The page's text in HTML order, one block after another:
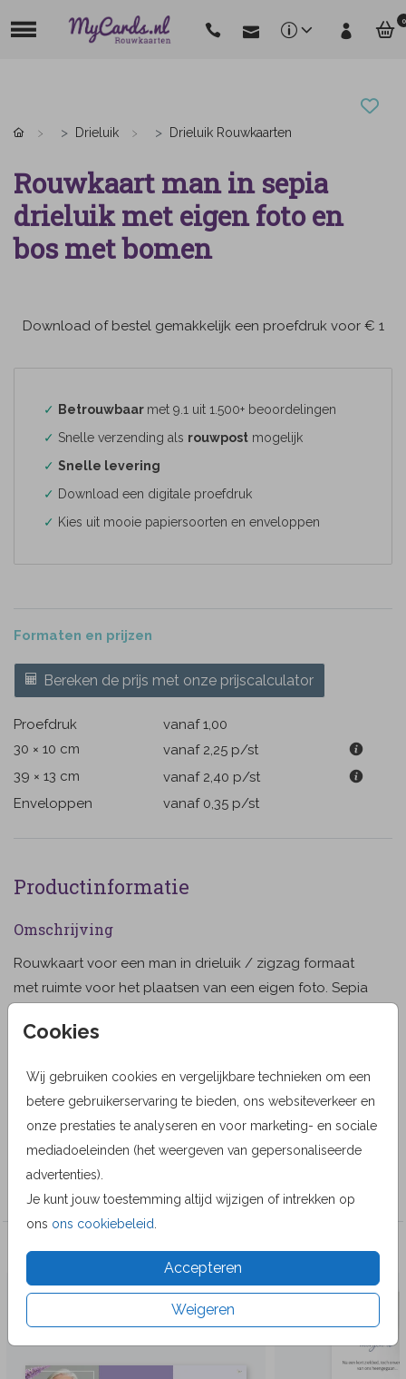
0
Cookies
Wij gebruiken cookies en vergelijkbare technieken om een
betere gebruikerservaring te bieden, ons websiteverkeer en
onze prestaties te analyseren en voor marketing- en sociale
mediadoeleinden (het weergeven van gepersonaliseerde
advertenties).
Je kunt jouw toestemming altijd wijzigen of intrekken op
ons ons cookiebeleid
Accepteren
Weigeren
Drieluik Drieluik Rouwkaarten
Rouwkaart man in sepia
drieluik met eigen foto en
bos met bomen
Download of bestel gemakkelijk een proefdruk voor € 1
✓ Betrouwbaar met 9.1 uit 1.500+ beoordelingen
✓ Snelle verzending als rouwpost mogelijk
✓ Snelle levering
✓ Download een digitale proefdruk
✓ Kies uit mooie papiersoorten en enveloppen
Formaten en prijzen
Bereken de prijs met onze prijscalculator
Proefdruk
vanaf 1,00
30 × 10 cm
vanaf 2,25 p/st
39 × 13 cm
vanaf 2,40 p/st
Enveloppen
vanaf 0,35 p/st
Productinformatie
Omschrijving
Rouwkaart voor een man in drieluik / zigzag formaat
met ruimte voor het plaatsen van een eigen foto. Sepia
bomen.
Designer
Alma Langerak
Collectie
Drieluik Rouwkaarten
Veel gekozen producten